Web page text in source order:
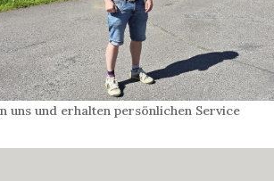
uns und erhalten persönlichen Service